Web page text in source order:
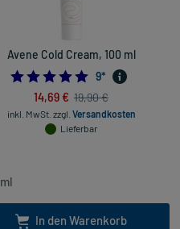
Avene Cold Cream, 100 ml
9*
14,69 € 19,90 €
inkl. MwSt. zzgl. Versandkosten
Lieferbar
In den Warenkorb